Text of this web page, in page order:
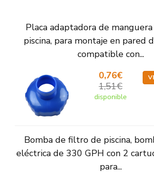
Placa adaptadora de
piscina, para montaje en pared
compatible con...
0,76€
1,51€
disponible
Bomba de filtro de piscina,
eléctrica de 330 GPH con 2
para...